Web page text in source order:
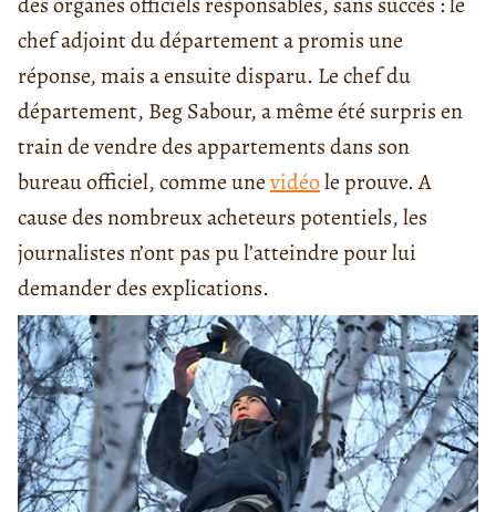
chef adjoint du département a promis une
réponse, mais a ensuite disparu. Le chef du
département, Beg Sabour, a même été surpris en
train de vendre des appartements dans son
bureau officiel, comme unevidéole prouve. A
cause des nombreux acheteurs potentiels, les
journalistes n’ont pas pu l’atteindre pour lui
demander des explications.